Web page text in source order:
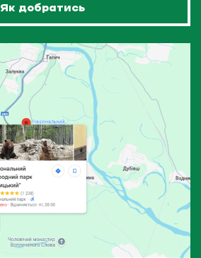
Як добратись